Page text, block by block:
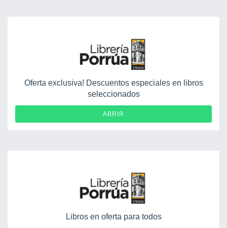
Oferta exclusiva! Descuentos especiales en libros
seleccionados
ABRIR
Libros en oferta para todos